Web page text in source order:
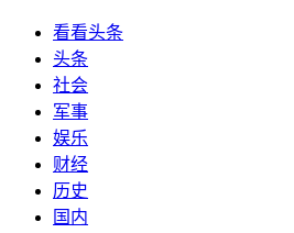
看看头条
头条
社会
军事
娱乐
财经
历史
国内